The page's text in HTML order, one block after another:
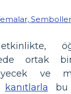
ortak
ve
kanıtlarla